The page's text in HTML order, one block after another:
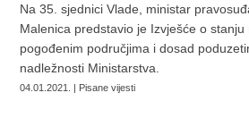
Na 35. sjednici Vlade, ministar
Malenica predstavio je Izvješće o stanju
pogođenim područjima i dosad
nadležnosti Ministarstva.
04.01.2021. | Pisane vijesti